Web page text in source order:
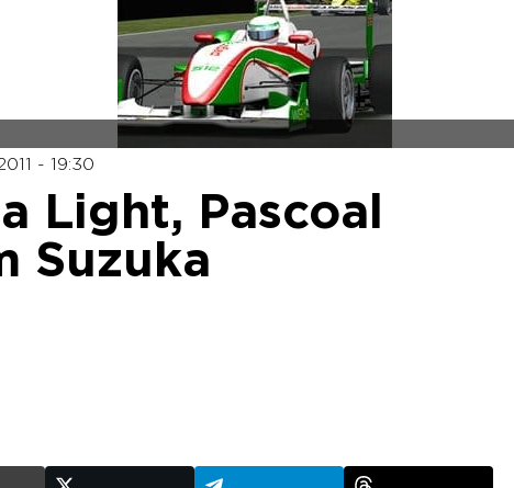
- 19:30
Light, Pascoal
Suzuka